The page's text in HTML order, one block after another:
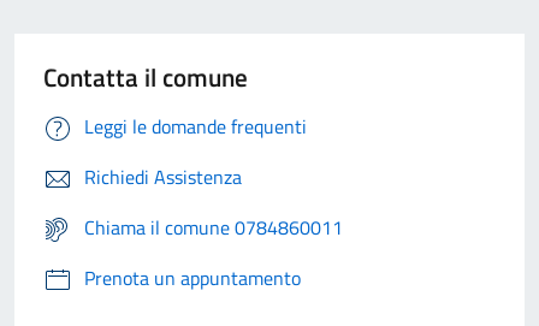
Contatta il comune
Leggi le domande frequenti
Richiedi Assistenza
Chiama il comune 0784860011
Prenota un appuntamento